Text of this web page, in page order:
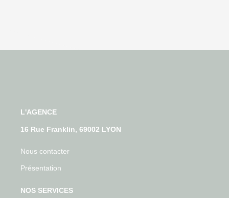
L'AGENCE
16 Rue Franklin, 69002 LYON
Nous contacter
Présentation
NOS SERVICES